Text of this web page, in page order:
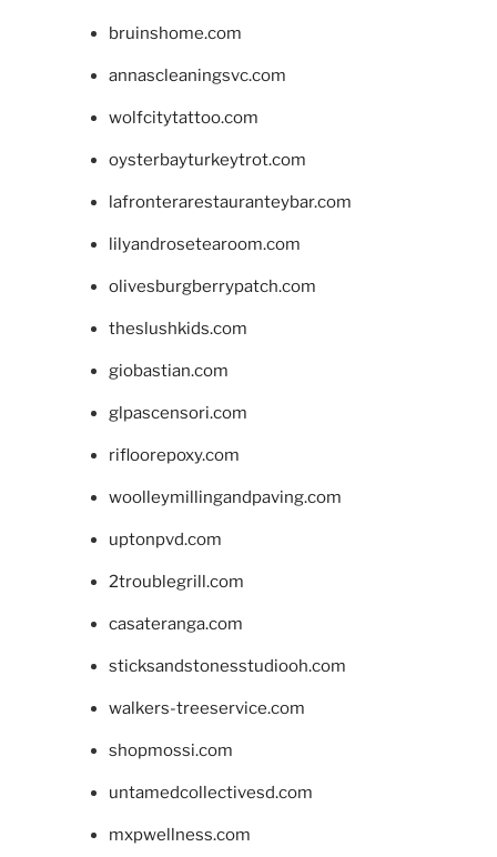
bruinshome.com
annascleaningsvc.com
wolfcitytattoo.com
oysterbayturkeytrot.com
lafronterarestauranteybar.com
lilyandrosetearoom.com
olivesburgberrypatch.com
theslushkids.com
giobastian.com
glpascensori.com
rifloorepoxy.com
woolleymillingandpaving.com
uptonpvd.com
2troublegrill.com
casateranga.com
sticksandstonesstudiooh.com
walkers-treeservice.com
shopmossi.com
untamedcollectivesd.com
mxpwellness.com